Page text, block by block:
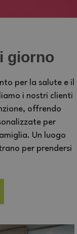
giorno
per la salute e il
i nostri clienti
offrendo
per
Un luogo
per prendersi